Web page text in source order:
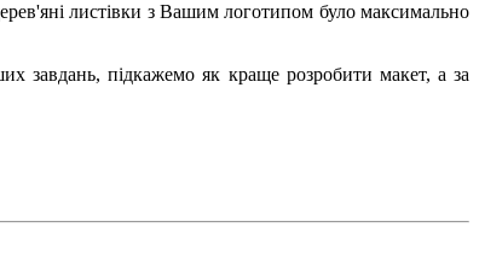
листівки з Вашим логотипом було максимально
завдань, підкажемо як краще розробити макет, а за